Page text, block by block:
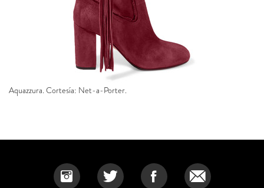
Aquazzura. Cortesía: Net-a-Porter.